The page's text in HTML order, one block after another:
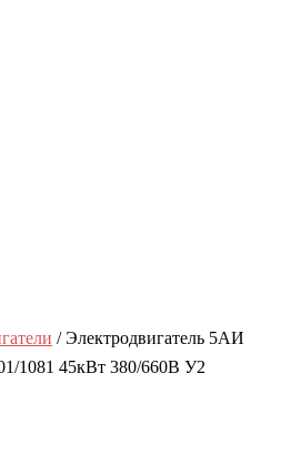
/ Электродвигатель 5АИ
1081 45кВт 380/660В У2